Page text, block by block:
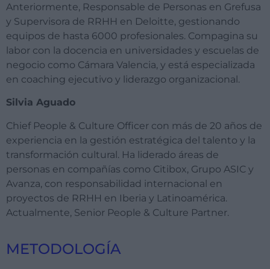
Anteriormente, Responsable de Personas en Grefusa
y Supervisora de RRHH en Deloitte, gestionando
equipos de hasta 6000 profesionales. Compagina su
labor con la docencia en universidades y escuelas de
negocio como Cámara Valencia, y está especializada
en coaching ejecutivo y liderazgo organizacional.
Silvia Aguado
ChiefPeople & Culture Officer con más de 20 años de
experiencia en la gestión estratégica del talento y la
transformación cultural. Ha liderado áreas de
personas en compañías como Citibox, Grupo ASIC y
Avanza, con responsabilidad internacional en
proyectos de RRHH en Iberia y Latinoamérica.
Actualmente, Senior People & Culture Partner.
METODOLOGÍA